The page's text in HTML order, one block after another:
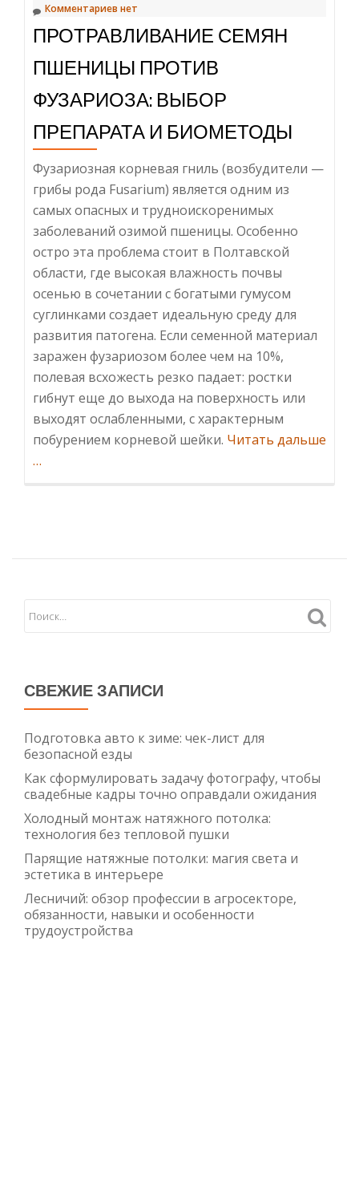
Комментариев нет
ПРОТРАВЛИВАНИЕ СЕМЯН
ПШЕНИЦЫ ПРОТИВ
ФУЗАРИОЗА: ВЫБОР
ПРЕПАРАТА И БИОМЕТОДЫ
Фузариозная корневая гниль (возбудители —
грибы рода Fusarium) является одним из
самых опасных и трудноискоренимых
заболеваний озимой пшеницы. Особенно
остро эта проблема стоит в Полтавской
области, где высокая влажность почвы
осенью в сочетании с богатыми гумусом
суглинками создает идеальную среду для
развития патогена. Если семенной материал
заражен фузариозом более чем на 10%,
полевая всхожесть резко падает: ростки
гибнут еще до выхода на поверхность или
выходят ослабленными, с характерным
побурением корневой шейки. Читать дальше
ИнформацияПротравливание
выбор
и
биометоды
…
СВЕЖИЕ ЗАПИСИ
Подготовка авто к зиме: чек-лист для
безопасной езды
Как сформулировать задачу фотографу, чтобы
свадебные кадры точно оправдали ожидания
Холодный монтаж натяжного потолка:
технология без тепловой пушки
Парящие натяжные потолки: магия света и
эстетика в интерьере
Лесничий: обзор профессии в агросекторе,
обязанности, навыки и особенности
трудоустройства